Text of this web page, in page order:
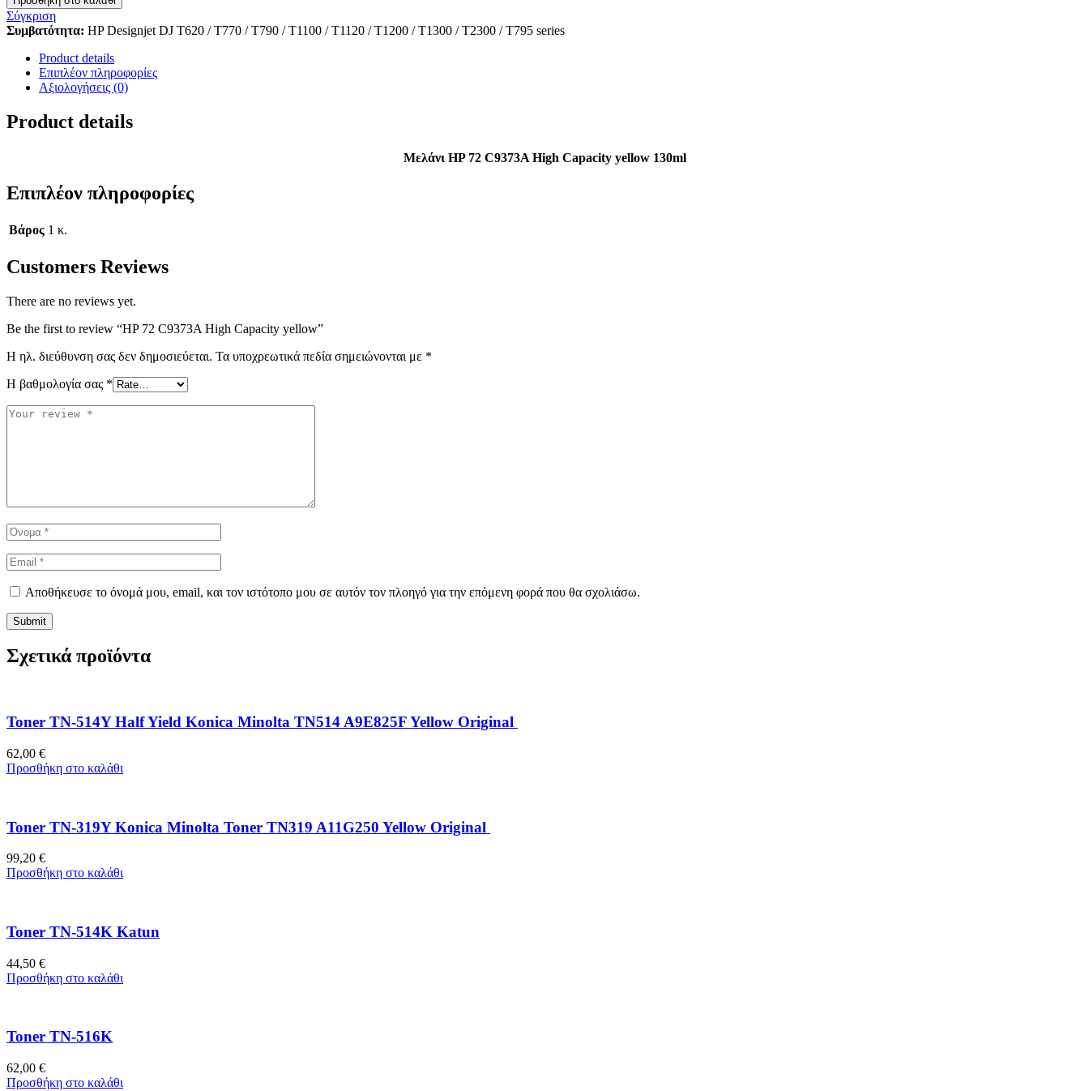
C9373A
High
Capacity
yellow
ποσότητα
Σύγκριση
Συμβατότητα: HP Designjet DJ T620 / T770 / T790 / T1100 / T1120 / T1200 / T1300 / T2300 / T795 series
Product details
Επιπλέον πληροφορίες
Αξιολογήσεις (0)
Product details
Μελάνι HP 72 C9373A High Capacity yellow 130ml
Επιπλέον πληροφορίες
Βάρος 1 κ.
Customers Reviews
There are no reviews yet.
Be the first to review “HP 72 C9373A High Capacity yellow”
Η ηλ. διεύθυνση σας δεν δημοσιεύεται. Τα υποχρεωτικά πεδία σημειώνονται με *
Η βαθμολογία σας *
Αποθήκευσε το όνομά μου, email, και τον ιστότοπο μου σε αυτόν τον πλοηγό για την επόμενη φορά που θα σχολιάσω.
Σχετικά προϊόντα
Toner TN-514Y Half Yield Konica Minolta TN514 A9E825F Yellow Original
62,00 €
Προσθήκη στο καλάθι
Toner TN-319Y Konica Minolta Toner TN319 A11G250 Yellow Original
99,20 €
Προσθήκη στο καλάθι
Toner TN-514K Katun
44,50 €
Προσθήκη στο καλάθι
Toner TN-516K
62,00 €
Προσθήκη στο καλάθι